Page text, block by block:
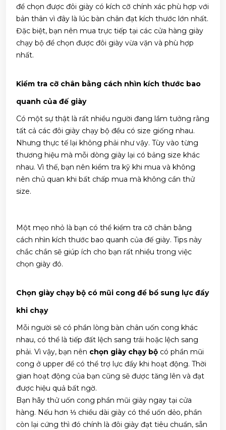
để chọn được đôi giày có kích cỡ chính xác phù hợp với
bản thân vì đây là lúc bàn chân đạt kích thước lớn nhất.
Đặc biệt, bạn nên mua trực tiếp tại các cửa hàng giày
chạy bộ để chọn được đôi giày vừa vặn và phù hợp
nhất.
Kiểm tra cỡ chân bằng cách nhìn kích thước bao
quanh của đế giày
Có một sự thật là rất nhiều người đang lầm tưởng rằng
tất cả các đôi giày chạy bộ đều có size giống nhau.
Nhưng thực tế lại không phải như vậy. Tùy vào từng
thương hiệu mà mỗi dòng giày lại có bảng size khác
nhau. Vì thế, bạn nên kiểm tra kỹ khi mua và không
nên chủ quan khi bất chấp mua mà không cần thử
size.
Một mẹo nhỏ là bạn có thể kiểm tra cỡ chân bằng
cách nhìn kích thước bao quanh của đế giày. Tips này
chắc chắn sẽ giúp ích cho bạn rất nhiều trong việc
chọn giày đó.
Chọn giày chạy bộ có mũi cong để bổ sung lực đẩy
khi chạy
Mỗi người sẽ có phần lòng bàn chân uốn cong khác
nhau, có thể là tiếp đất lệch sang trái hoặc lệch sang
phải. Vì vậy, bạn nên chọn giày chạy bộ có phần mũi
cong ở upper để có thể trợ lực đẩy khi hoạt động. Thời
gian hoạt động của bạn cũng sẽ được tăng lên và đạt
được hiệu quả bất ngờ.
Bạn hãy thử uốn cong phần mũi giày ngay tại cửa
hàng. Nếu hơn ⅓ chiều dài giày có thể uốn dẻo, phần
còn lại cứng thì đó chính là đôi giày đạt tiêu chuẩn, sẵn